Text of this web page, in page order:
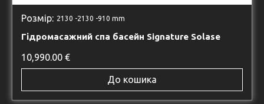
Розмір: 2130 -2130 -910 mm
Гідромасажний спа басейн Signature Solase
10,990.00 €
До кошика